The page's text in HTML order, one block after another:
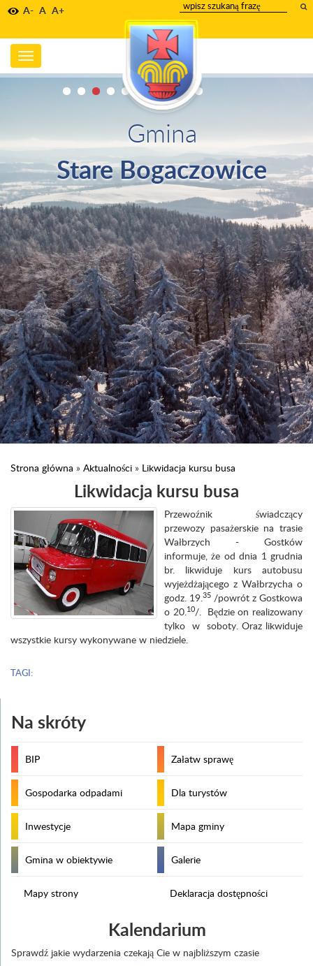
A- A A+
wpisz
szukany
tekst
Toggle
navigation
Gmina
Stare Bogaczowice
Strona główna » Aktualności » Likwidacja kursu busa
Likwidacja kursu busa
Przewoźnik świadczący
przewozy pasażerskie na trasie
Wałbrzych - Gostków
informuje, że od dnia 1 grudnia
br. likwiduje kurs autobusu
wyjeżdżającego z Wałbrzycha o
godz. 19.35 /powrót z Gostkowa
o 20.10/. Będzie on realizowany
tylko w soboty. Oraz likwiduje
wszystkie kursy wykonywane w niedziele.
TAGI:
Na skróty
BIP Załatw sprawę
Gospodarka odpadami Dla turystów
Inwestycje Mapa gminy
Gmina w obiektywie Galerie
Mapy strony Deklaracja dostępności
Kalendarium
Sprawdź jakie wydarzenia czekają Cie w najbliższym czasie